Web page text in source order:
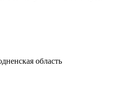
область